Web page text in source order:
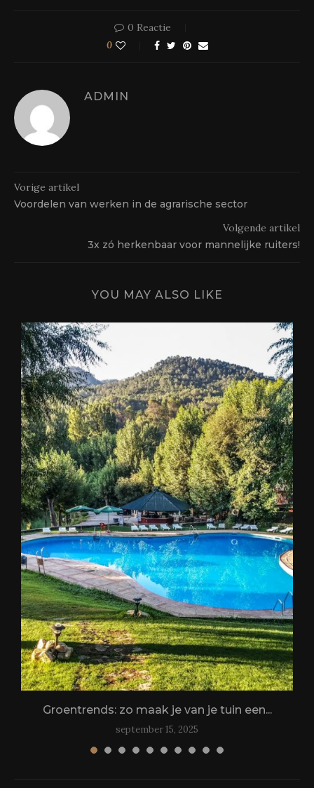
0 Reactie
0
ADMIN
Vorige artikel
Voordelen van werken in de agrarische sector
Volgende artikel
3x zó herkenbaar voor mannelijke ruiters!
YOU MAY ALSO LIKE
Groentrends: zo maak je van je tuin een...
september 15, 2025